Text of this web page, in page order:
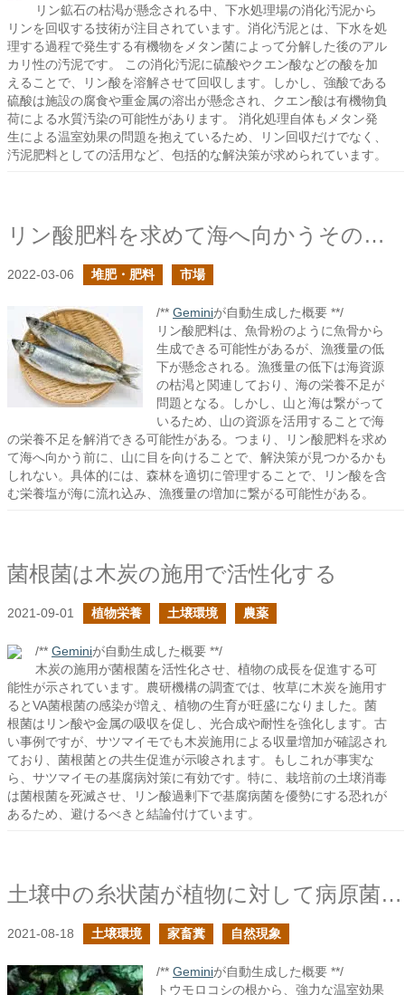
リン鉱石の枯渇が懸念される中、下水処理場の消化汚泥から
リンを回収する技術が注目されています。消化汚泥とは、下水を処
理する過程で発生する有機物をメタン菌によって分解した後のアル
カリ性の汚泥です。 この消化汚泥に硫酸やクエン酸などの酸を加
えることで、リン酸を溶解させて回収します。しかし、強酸である
硫酸は施設の腐食や重金属の溶出が懸念され、クエン酸は有機物負
荷による水質汚染の可能性があります。 消化処理自体もメタン発
生による温室効果の問題を抱えているため、リン回収だけでなく、
汚泥肥料としての活用など、包括的な解決策が求められています。
リン酸肥料を求めて海へ向かうその前に
2022-03-06 堆肥・肥料 市場
/** Geminiが自動生成した概要 **/
リン酸肥料は、魚骨粉のように魚骨から
生成できる可能性があるが、漁獲量の低
下が懸念される。漁獲量の低下は海資源
の枯渇と関連しており、海の栄養不足が
問題となる。しかし、山と海は繋がって
いるため、山の資源を活用することで海
の栄養不足を解消できる可能性がある。つまり、リン酸肥料を求め
て海へ向かう前に、山に目を向けることで、解決策が見つかるかも
しれない。具体的には、森林を適切に管理することで、リン酸を含
む栄養塩が海に流れ込み、漁獲量の増加に繋がる可能性がある。
菌根菌は木炭の施用で活性化する
2021-09-01 植物栄養 土壌環境 農薬
/** Geminiが自動生成した概要 **/
木炭の施用が菌根菌を活性化させ、植物の成長を促進する可
能性が示されています。農研機構の調査では、牧草に木炭を施用す
るとVA菌根菌の感染が増え、植物の生育が旺盛になりました。菌
根菌はリン酸や金属の吸収を促し、光合成や耐性を強化します。古
い事例ですが、サツマイモでも木炭施用による収量増加が確認され
ており、菌根菌との共生促進が示唆されます。もしこれが事実な
ら、サツマイモの基腐病対策に有効です。特に、栽培前の土壌消毒
は菌根菌を死滅させ、リン酸過剰下で基腐病菌を優勢にする恐れが
あるため、避けるべきと結論付けています。
土壌中の糸状菌が植物に対して病原菌となるか共生菌となるか？は施肥次第
2021-08-18 土壌環境 家畜糞 自然現象
/** Geminiが自動生成した概要 **/
トウモロコシの根から、強力な温室効果